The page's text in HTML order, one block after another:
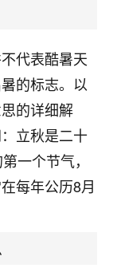
代表酷暑天
的标志。以
的详细解
立秋是二十
一个节气，
每年公历8月
，店开一家关
。前些年攒的
看看到底怎么
不服命不行
不算大，但
进的，选
看了，虽然
，前几天又